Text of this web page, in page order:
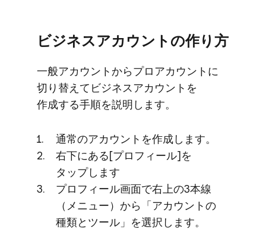
ビジネスアカウントの​作り方
一般アカウントから​プロアカウントに​
切り替えて​ビジネスアカウントを​
作成する​手順を​説明します。
通常の​アカウントを​作成します。
右下に​ある​[プロフィール]を​
タップします
プロフィール画面で​右上の​3本線​
（メニュー）から​「アカウントの​
種類と​ツール」を​選択します。